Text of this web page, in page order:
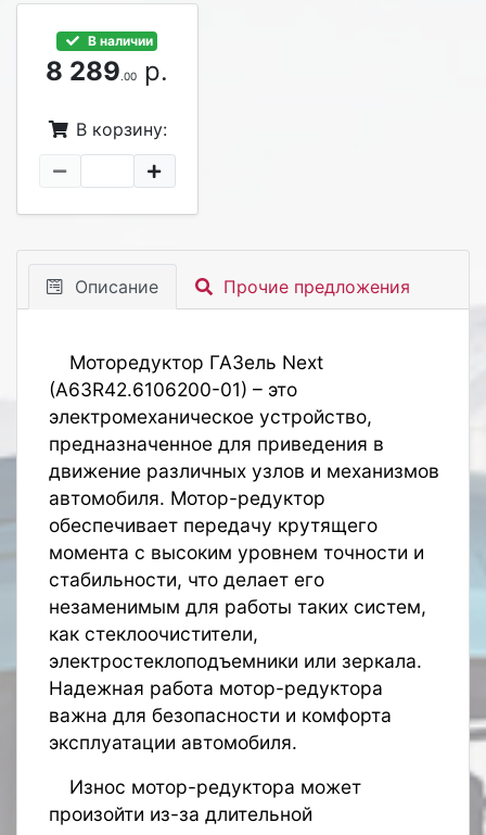
В наличии
8 289.00 р.
В корзину:
Описание Прочие предложения
Моторедуктор ГАЗель Next
(A63R42.6106200-01) – это
электромеханическое устройство,
предназначенное для приведения в
движение различных узлов и механизмов
автомобиля. Мотор-редуктор
обеспечивает передачу крутящего
момента с высоким уровнем точности и
стабильности, что делает его
незаменимым для работы таких систем,
как стеклоочистители,
электростеклоподъемники или зеркала.
Надежная работа мотор-редуктора
важна для безопасности и комфорта
эксплуатации автомобиля.
Износ мотор-редуктора может
произойти из-за длительной